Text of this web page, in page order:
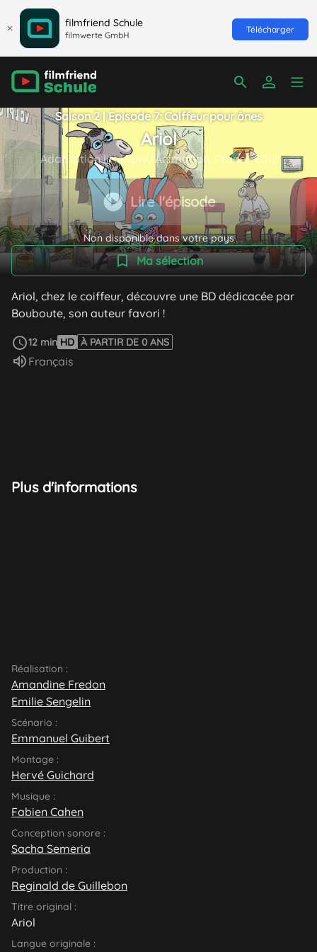
filmfriend Schule
filmwerte GmbH
Télécharger
Saison 2 | Episode 7: Coiffeur pour ânes
Ariol
Adaptation littéraire/Animation, France 2017
Lire l'épisode
Non disponible dans votre pays
Ma sélection
Ariol, chez le coiffeur, découvre une BD dédicacée par
Bouboute, son auteur favori !
12 min HD À PARTIR DE 0 ANS
Audio :
Français
Plus d'informations
Réalisation :
Amandine Fredon
Emilie Sengelin
Scénario :
Emmanuel Guibert
Montage :
Hervé Guichard
Musique :
Fabien Cahen
Conception sonore :
Sacha Semeria
Production :
Reginald de Guillebon
Titre original :
Ariol
Langue originale :